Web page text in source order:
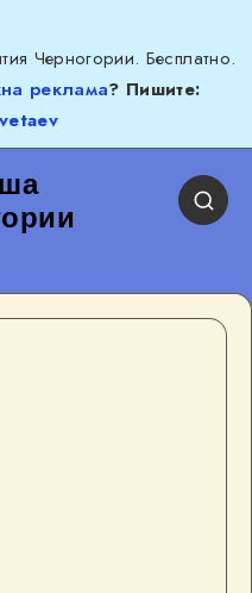
Черногории. Бесплатно.
реклама? Пишите: